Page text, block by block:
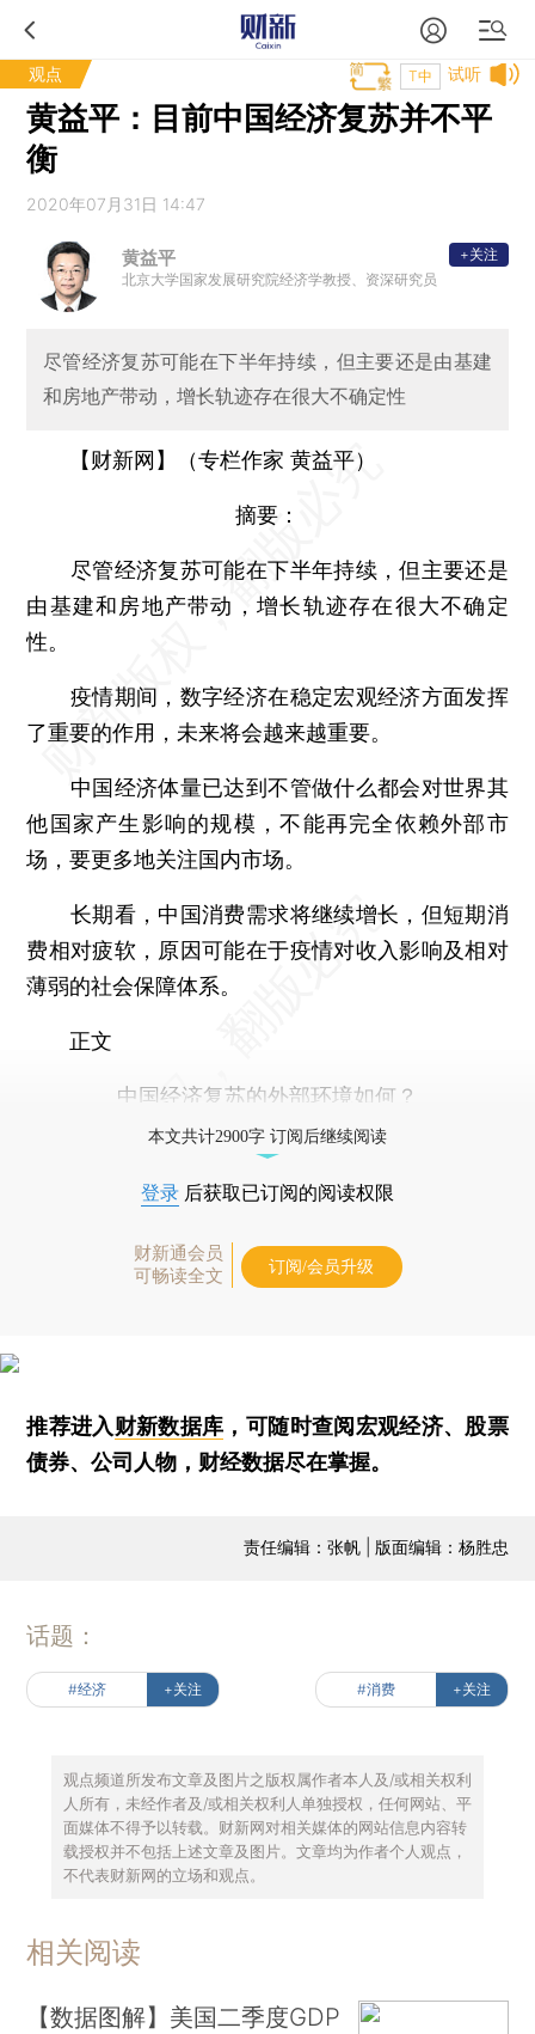
观点 试听
T中
黄益平：目前中国经济复苏并不平
衡
2020年07月31日 14:47
黄益平
北京大学国家发展研究院经济学教授、资深研究员
+关注
尽管经济复苏可能在下半年持续，但主要还是由基建
和房地产带动，增长轨迹存在很大不确定性
【财新网】（专栏作家 黄益平）
摘要：
尽管经济复苏可能在下半年持续，但主要还是
由基建和房地产带动，增长轨迹存在很大不确定
性。
疫情期间，数字经济在稳定宏观经济方面发挥
了重要的作用，未来将会越来越重要。
中国经济体量已达到不管做什么都会对世界其
他国家产生影响的规模，不能再完全依赖外部市
场，要更多地关注国内市场。
长期看，中国消费需求将继续增长，但短期消
费相对疲软，原因可能在于疫情对收入影响及相对
薄弱的社会保障体系。
正文
中国经济复苏的外部环境如何？
本文共计2900字 订阅后继续阅读
登录 后获取已订阅的阅读权限
财新通会员
可畅读全文
订阅/会员升级
推荐进入财新数据库 ，可随时查阅宏观经济、股票
债券、公司人物，财经数据尽在掌握。
责任编辑：张帆 | 版面编辑：杨胜忠
话题：
#经济 +关注 #消费 +关注
观点频道所发布文章及图片之版权属作者本人及/或相关权利
人所有，未经作者及/或相关权利人单独授权，任何网站、平
面媒体不得予以转载。财新网对相关媒体的网站信息内容转
载授权并不包括上述文章及图片。文章均为作者个人观点，
不代表财新网的立场和观点。
相关阅读
【数据图解】美国二季度GDP